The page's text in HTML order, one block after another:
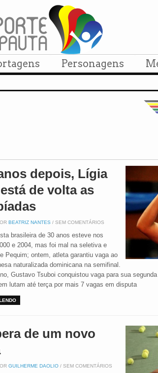
Personagens
depois, Lígia
de volta as
BEATRIZ NANTES / SEM COMENTÁRIOS
brasileira de 30 anos esteve nos
e 2004, mas foi mal na seletiva e
Pequim; ontem, atleta garantiu vaga ao
naturalizada dominicana na semifinal.
Gustavo Tsuboi conquistou vaga para sua
lutam até terça por mais 7 vagas em disputa
de um novo
GUILHERME DAOLIO / SEM COMENTÁRIOS